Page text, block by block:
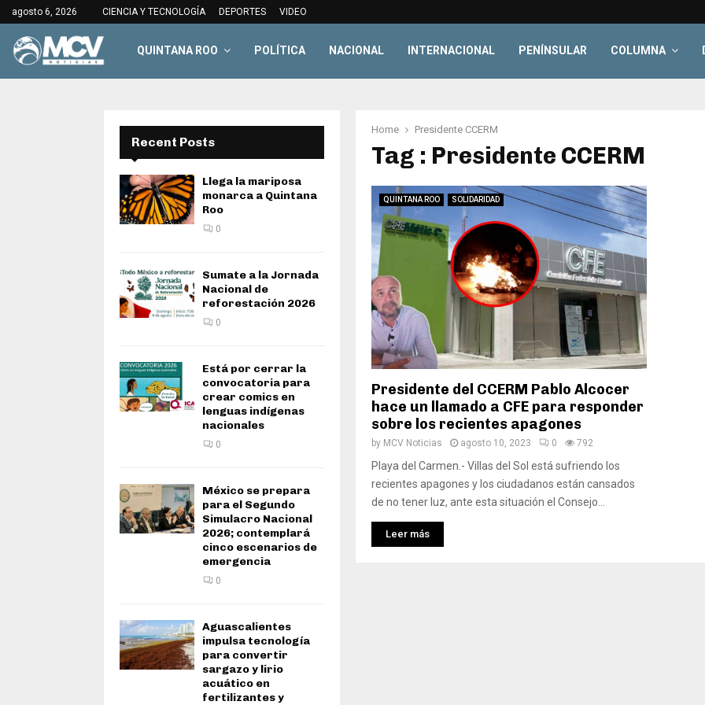
agosto 6, 2026 CIENCIA Y TECNOLOGÍA DEPORTES VIDEO
QUINTANA ROO POLÍTICA NACIONAL INTERNACIONAL PENÍNSULAR COLUMNA
Home Presidente CCERM
Tag : Presidente CCERM
QUINTANA ROO SOLIDARIDAD
Presidente del CCERM Pablo Alcocer
hace un llamado a CFE para responder
sobre los recientes apagones
by MCV Noticias agosto 10, 2023 0 792
Playa del Carmen.- Villas del Sol está sufriendo los
recientes apagones y los ciudadanos están cansados
de no tener luz, ante esta situación el Consejo...
Leer más
Recent Posts
Llega la mariposa
monarca a Quintana
Roo
0
Sumate a la Jornada
Nacional de
reforestación 2026
0
Está por cerrar la
convocatoria para
crear comics en
lenguas indígenas
nacionales
0
México se prepara
para el Segundo
Simulacro Nacional
2026; contemplará
cinco escenarios de
emergencia
0
Aguascalientes
impulsa tecnología
para convertir
sargazo y lirio
acuático en
fertilizantes y